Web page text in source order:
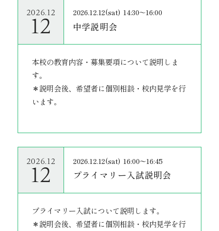
2026.12
12
2026.12.12(sat) 14:30～16:00
中学説明会
本校の教育内容・募集要項について説明しま
す。
＊説明会後、希望者に個別相談・校内見学を行
います。
2026.12
12
2026.12.12(sat) 16:00〜16:45
プライマリー入試説明会
プライマリー入試について説明します。
＊説明会後、希望者に個別相談・校内見学を行